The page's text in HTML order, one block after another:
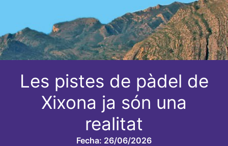
Les pistes de pàdel de
Xixona ja són una
realitat
Fecha: 26/06/2026